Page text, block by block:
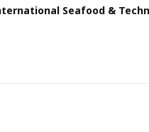
Seafood &